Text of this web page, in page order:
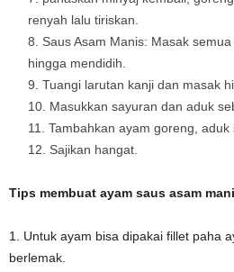
renyah lalu tiriskan.
Saus Asam Manis: Masak
hingga mendidih.
Tuangi larutan kanji dan masak
Masukkan sayuran dan aduk
Tambahkan ayam goreng, aduk
Sajikan hangat.
Tips membuat ayam saus asam
1. Untuk ayam bisa dipakai fillet paha
berlemak.